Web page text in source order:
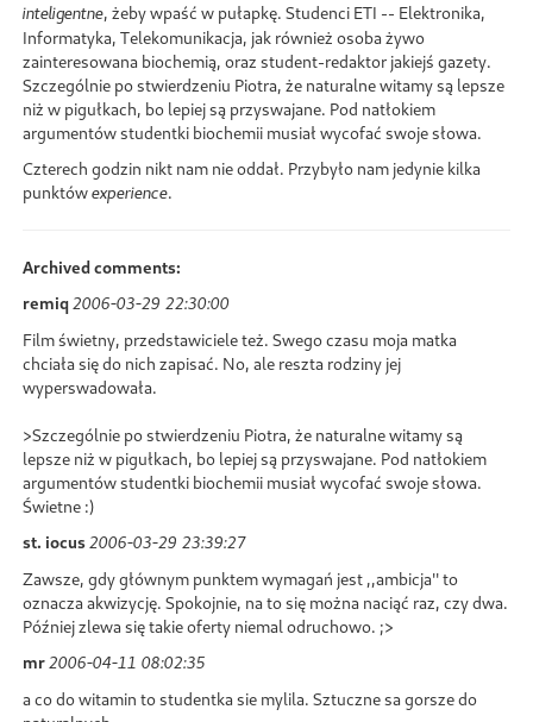
inteligentne, żeby wpaść w pułapkę. Studenci ETI -- Elektronika,
Informatyka, Telekomunikacja, jak również osoba żywo
zainteresowana biochemią, oraz student-redaktor jakiejś gazety.
Szczególnie po stwierdzeniu Piotra, że naturalne witamy są lepsze
niż w pigułkach, bo lepiej są przyswajane. Pod natłokiem
argumentów studentki biochemii musiał wycofać swoje słowa.
Czterech godzin nikt nam nie oddał. Przybyło nam jedynie kilka
punktówexperience.
Archived comments:
remiq2006-03-29 22:30:00
Film świetny, przedstawiciele też. Swego czasu moja matka
chciała się do nich zapisać. No, ale reszta rodziny jej
wyperswadowała.
>Szczególnie po stwierdzeniu Piotra, że naturalne witamy są
lepsze niż w pigułkach, bo lepiej są przyswajane. Pod natłokiem
argumentów studentki biochemii musiał wycofać swoje słowa.
Świetne :)
st. iocus2006-03-29 23:39:27
Zawsze, gdy głównym punktem wymagań jest ,,ambicja'' to
oznacza akwizycję. Spokojnie, na to się można naciąć raz, czy dwa.
Później zlewa się takie oferty niemal odruchowo. ;>
mr2006-04-11 08:02:35
a co do witamin to studentka sie mylila. Sztuczne sa gorsze do